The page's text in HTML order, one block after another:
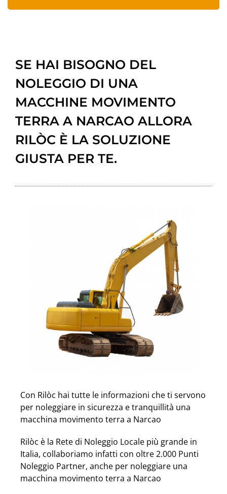
SE HAI BISOGNO DEL
NOLEGGIO DI UNA
MACCHINE MOVIMENTO
TERRA A NARCAO ALLORA
RILÒC È LA SOLUZIONE
GIUSTA PER TE.
Con Rilòc hai tutte le informazioni che ti servono
per noleggiare in sicurezza e tranquillità una
macchina movimento terra a Narcao
Rilòc è la Rete di Noleggio Locale più grande in
Italia, collaboriamo infatti con oltre 2.000 Punti
Noleggio Partner, anche per noleggiare una
macchina movimento terra a Narcao